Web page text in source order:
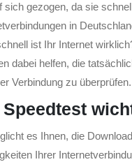
gezogen, da sie
in
ist Ihr Internet
dabei helfen, die
Verbindung zu überprüfen.
es Ihnen, die
Ihrer